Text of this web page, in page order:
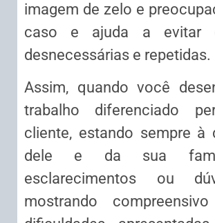
imagem de zelo e
caso e ajuda a evitar
desnecessárias e repetidas.
Assim, quando você
trabalho diferenciado
cliente, estando sempre à
dele e da sua
esclarecimentos ou
mostrando